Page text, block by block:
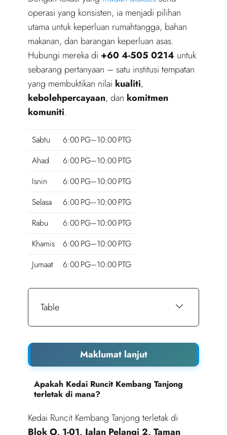
operasi yang konsisten, ia menjadi pilihan
utama untuk keperluan rumahtangga, bahan
makanan, dan barangan keperluan asas.
Hubungi mereka di +60 4-505 0214 untuk
sebarang pertanyaan – satu institusi tempatan
yang membuktikan nilai kualiti,
kebolehpercayaan, dan komitmen
komuniti.
Sabtu
6:00 PG–10:00 PTG
Ahad
6:00 PG–10:00 PTG
Isnin
6:00 PG–10:00 PTG
Selasa
6:00 PG–10:00 PTG
Rabu
6:00 PG–10:00 PTG
Khamis
6:00 PG–10:00 PTG
Jumaat
6:00 PG–10:00 PTG
Table
Maklumat lanjut
Apakah Kedai Runcit Kembang Tanjong
terletak di mana?
Kedai Runcit Kembang Tanjong terletak di
Blok O, 1-01, Jalan Pelangi 2, Taman